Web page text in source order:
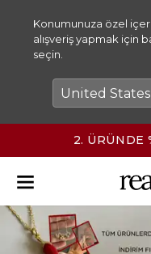
Konumunuza özel
alışveriş yapmak için
seçin.